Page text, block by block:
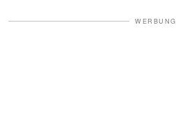
WERBUNG